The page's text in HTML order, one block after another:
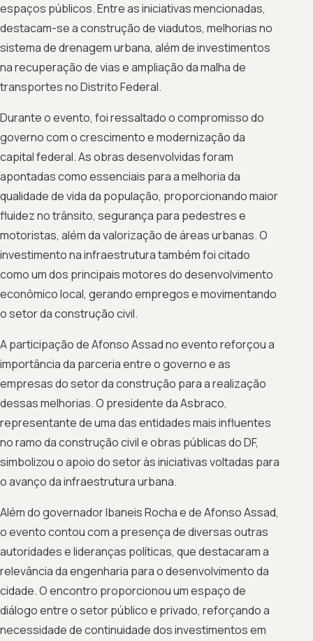
espaços públicos. Entre as iniciativas mencionadas,
destacam-se a construção de viadutos, melhorias no
sistema de drenagem urbana, além de investimentos
na recuperação de vias e ampliação da malha de
transportes no Distrito Federal.
Durante o evento, foi ressaltado o compromisso do
governo com o crescimento e modernização da
capital federal. As obras desenvolvidas foram
apontadas como essenciais para a melhoria da
qualidade de vida da população, proporcionando maior
fluidez no trânsito, segurança para pedestres e
motoristas, além da valorização de áreas urbanas. O
investimento na infraestrutura também foi citado
como um dos principais motores do desenvolvimento
econômico local, gerando empregos e movimentando
o setor da construção civil.
A participação de Afonso Assad no evento reforçou a
importância da parceria entre o governo e as
empresas do setor da construção para a realização
dessas melhorias. O presidente da Asbraco,
representante de uma das entidades mais influentes
no ramo da construção civil e obras públicas do DF,
simbolizou o apoio do setor às iniciativas voltadas para
o avanço da infraestrutura urbana.
Além do governador Ibaneis Rocha e de Afonso Assad,
o evento contou com a presença de diversas outras
autoridades e lideranças políticas, que destacaram a
relevância da engenharia para o desenvolvimento da
cidade. O encontro proporcionou um espaço de
diálogo entre o setor público e privado, reforçando a
necessidade de continuidade dos investimentos em